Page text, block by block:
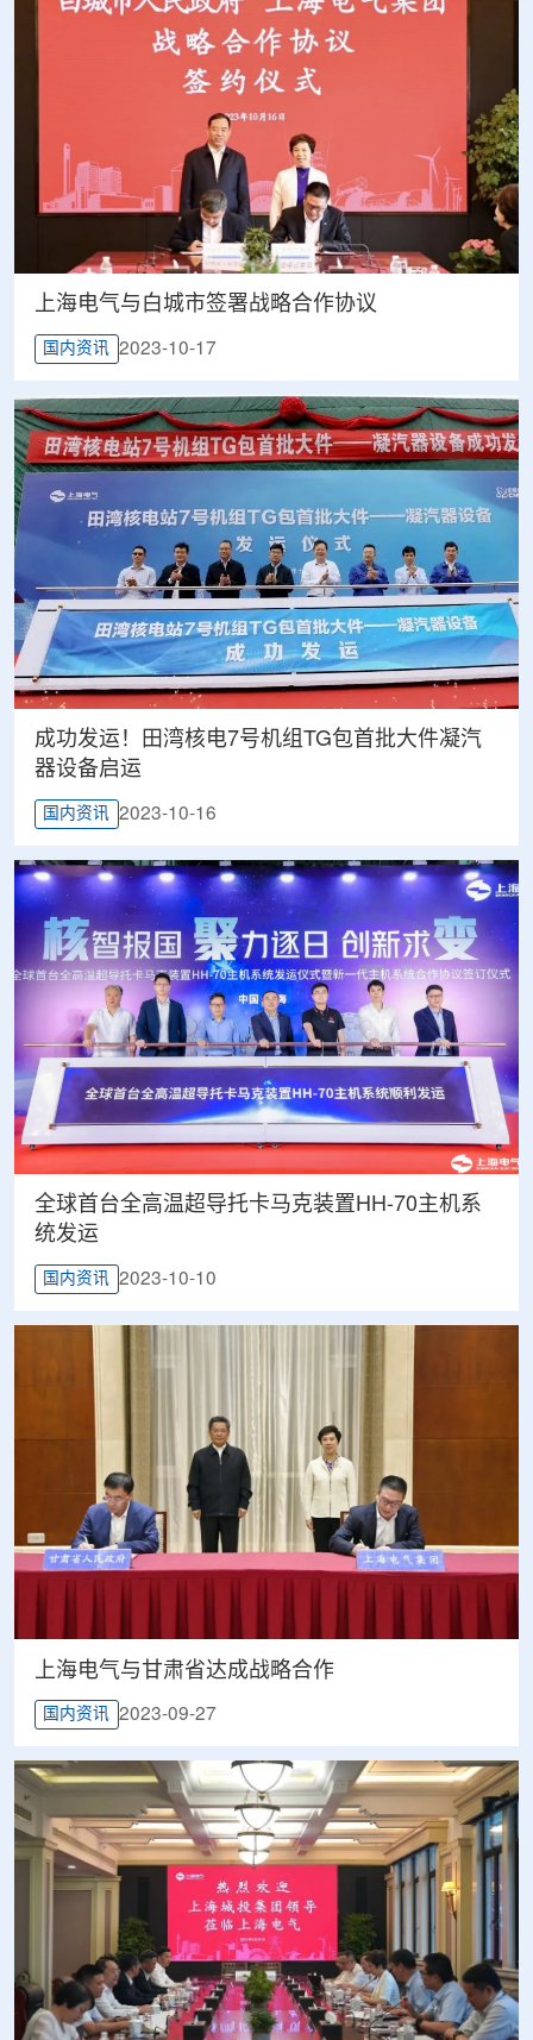
上海电气与白城市签署战略合作协议
国内资讯 2023-10-17
成功发运！田湾核电7号机组TG包首批大件凝汽
器设备启运
国内资讯 2023-10-16
全球首台全高温超导托卡马克装置HH-70主机系
统发运
国内资讯 2023-10-10
上海电气与甘肃省达成战略合作
国内资讯 2023-09-27